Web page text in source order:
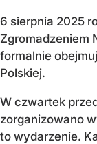
6 sierpnia 2025
Zgromadzeniem
formalnie
Polskiej.
W czwartek
zorganizowano
to wydarzenie.